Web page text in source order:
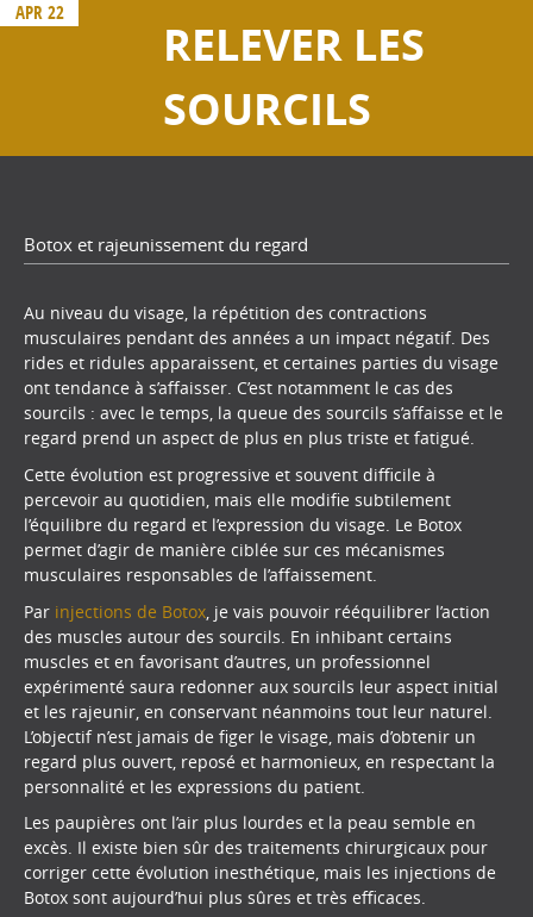
APR 22
RELEVER LES
SOURCILS
Botox et rajeunissement du regard
Au niveau du visage, la répétition des contractions
musculaires pendant des années a un impact négatif. Des
rides et ridules apparaissent, et certaines parties du visage
ont tendance à s’affaisser. C’est notamment le cas des
sourcils : avec le temps, la queue des sourcils s’affaisse et le
regard prend un aspect de plus en plus triste et fatigué.
Cette évolution est progressive et souvent difficile à
percevoir au quotidien, mais elle modifie subtilement
l’équilibre du regard et l’expression du visage. Le Botox
permet d’agir de manière ciblée sur ces mécanismes
musculaires responsables de l’affaissement.
Par injections de Botox , je vais pouvoir rééquilibrer l’action
des muscles autour des sourcils. En inhibant certains
muscles et en favorisant d’autres, un professionnel
expérimenté saura redonner aux sourcils leur aspect initial
et les rajeunir, en conservant néanmoins tout leur naturel.
L’objectif n’est jamais de figer le visage, mais d’obtenir un
regard plus ouvert, reposé et harmonieux, en respectant la
personnalité et les expressions du patient.
Les paupières ont l’air plus lourdes et la peau semble en
excès. Il existe bien sûr des traitements chirurgicaux pour
corriger cette évolution inesthétique, mais les injections de
Botox sont aujourd’hui plus sûres et très efficaces.